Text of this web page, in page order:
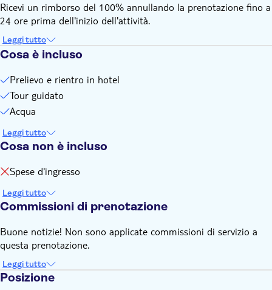
Ricevi un rimborso del 100% annullando la prenotazione fino a
24 ore prima dell'inizio dell'attività.
Leggi tutto
Cosa è incluso
Prelievo e rientro in hotel
Tour guidato
Acqua
Leggi tutto
Cosa non è incluso
Spese d'ingresso
Leggi tutto
Commissioni di prenotazione
Buone notizie! Non sono applicate commissioni di servizio a
questa prenotazione.
Leggi tutto
Posizione